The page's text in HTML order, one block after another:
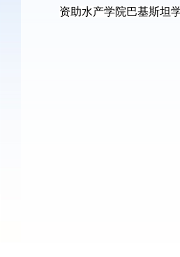
资助水产学院巴基斯坦